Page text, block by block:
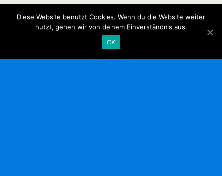
Diese Website benutzt Cookies. Wenn du die Website weiter
nutzt, gehen wir von deinem Einverständnis aus.
OK